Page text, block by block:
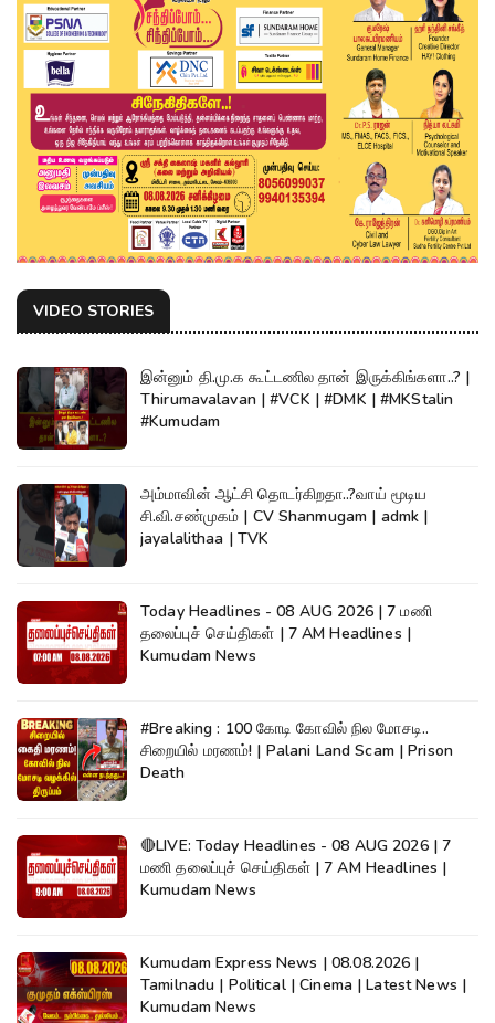
VIDEO STORIES
இன்னும் தி.மு.க கூட்டணில தான் இருக்கிங்களா..? |
Thirumavalavan | #VCK | #DMK | #MKStalin
#Kumudam
அம்மாவின் ஆட்சி தொடர்கிறதா..?வாய் மூடிய
சி.வி.சண்முகம் | CV Shanmugam | admk |
jayalalithaa | TVK
Today Headlines - 08 AUG 2026 | 7 மணி
தலைப்புச் செய்திகள் | 7 AM Headlines |
Kumudam News
#Breaking : 100 கோடி கோவில் நில மோசடி..
சிறையில் மரணம்! | Palani Land Scam | Prison
Death
🔴LIVE: Today Headlines - 08 AUG 2026 | 7
மணி தலைப்புச் செய்திகள் | 7 AM Headlines |
Kumudam News
Kumudam Express News | 08.08.2026 |
Tamilnadu | Political | Cinema | Latest News |
Kumudam News